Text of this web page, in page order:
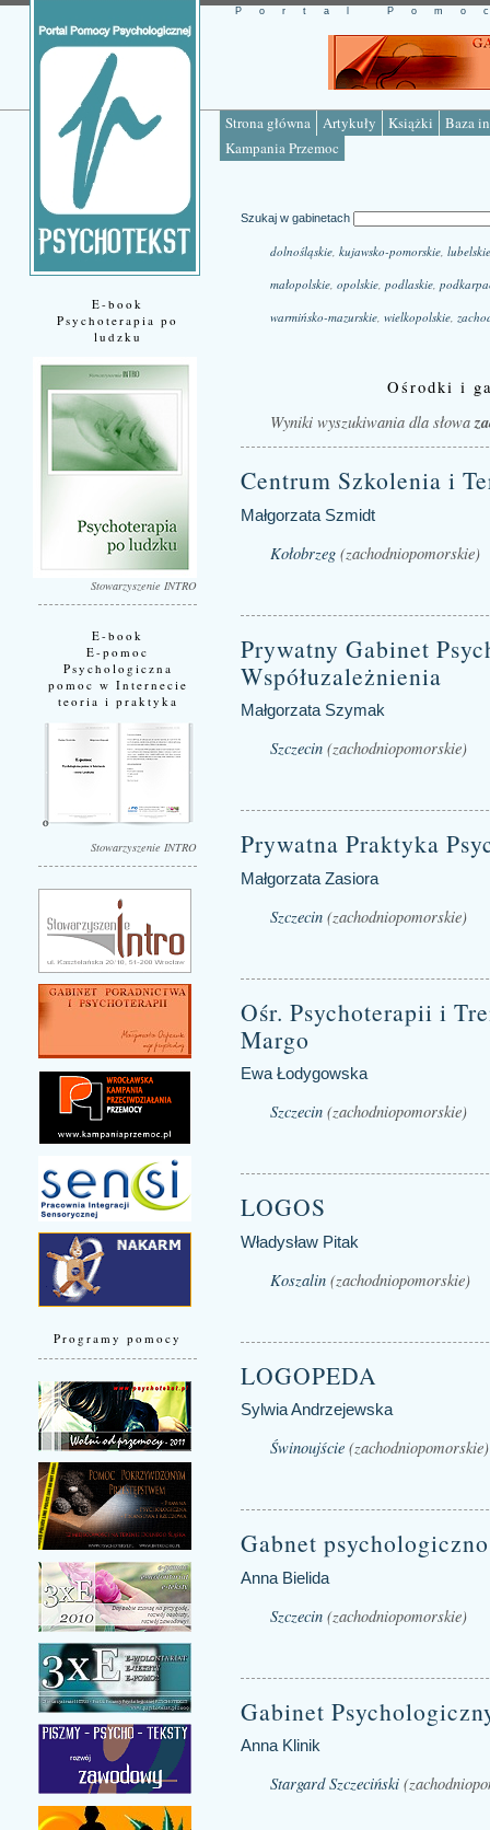
Strona główna Artykuły Książki
Baza
Kampania Przemoc
Portal
E-book
Psychoterapia po
ludzku
Stowarzyszenie INTRO
E-book
E-pomoc
Psychologiczna
pomoc w Internecie
teoria i praktyka
Stowarzyszenie INTRO
Programy pomocy
Szukaj w gabinetach
dolnośląskie, kujawsko-pomorskie, lubelskie
małopolskie, opolskie, podlaskie,
warmińsko-mazurskie, wielkopolskie,
Ośrodki i
Wyniki wyszukiwania dla słowa
Centrum Szkolenia i
Małgorzata Szmidt
Kołobrzeg(zachodniopomorskie)
Prywatny Gabinet
Współuzależnienia
Małgorzata Szymak
Szczecin(zachodniopomorskie)
Prywatna Praktyka
Małgorzata Zasiora
Szczecin(zachodniopomorskie)
Ośr. Psychoterapii i
Margo
Ewa Łodygowska
Szczecin(zachodniopomorskie)
LOGOS
Władysław Pitak
Koszalin(zachodniopomorskie)
LOGOPEDA
Sylwia Andrzejewska
Świnoujście(zachodniopomorskie)
Gabnet
Anna Bielida
Szczecin(zachodniopomorskie)
Gabinet
Anna Klinik
Stargard Szczeciński